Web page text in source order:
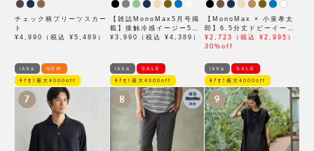
チェック柄プリーツスカー
ト
¥4,990（税込 ¥5,489）
【雑誌MonoMax5月号掲
載】接触冷感イージー5ポ
ケット
¥3,990（税込 ¥4,389）
【MonoMax × 小泉孝太
郎】6.5分丈ドビーイージ
ーハーフパンツ「小泉孝太
郎さん着用モデル」
¥2,723（税込 ¥2,995）
30%off
ikka NEW
ﾓｱｵﾌ最大4000off
7
ikka SALE
ﾓｱｵﾌ最大4000off
8
ikka SALE
ﾓｱｵﾌ最大4000off
9